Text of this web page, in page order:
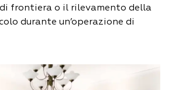
frontiera o il rilevamento della
durante un’operazione di